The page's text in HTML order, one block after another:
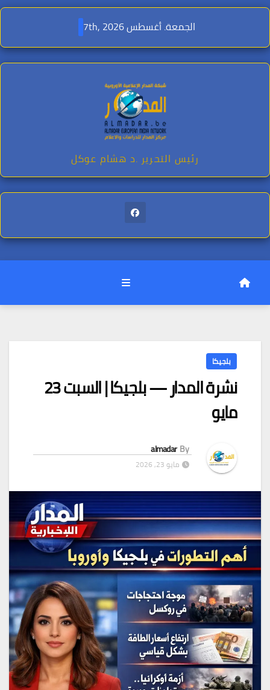
Skip
content
الجمعة. أغسطس 7th, 2026
رئيس التحرير .د هشام عوكل
بلجيكا
نشرة المدار — بلجيكا | السبت 23
مايو
By
almadar
مايو 23, 2026